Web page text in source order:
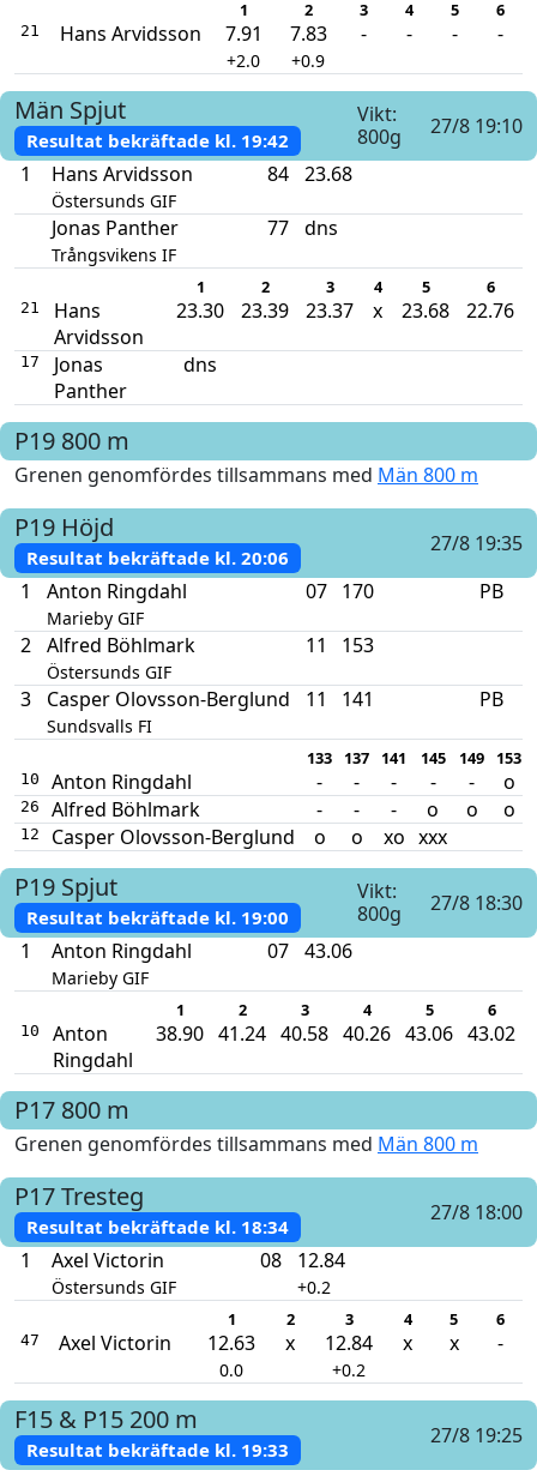
1 2 3 4 5 6
21 Hans Arvidsson 7.91
+2.0
7.83
+0.9
- - - -
Män Spjut
Resultat bekräftade kl.19:42
Vikt:
800g
27/8 19:10
1
Hans Arvidsson
Östersunds GIF
84 23.68
Jonas Panther
Trångsvikens IF
77 dns
1 2 3 4 5 6
21
Hans
Arvidsson
23.30 23.39 23.37 x 23.68 22.76
17
Jonas
Panther
dns
P19 800 m
Grenen genomfördes tillsammans med Män 800 m
P19 Höjd
Resultat bekräftade kl.20:06
27/8 19:35
1
Anton Ringdahl
Marieby GIF
07 170 PB
2 Alfred Böhlmark
Östersunds GIF
11 153
3 Casper Olovsson-Berglund
Sundsvalls FI
11 141 PB
133 137 141 145 149 153
10 Anton Ringdahl - - - - - o
26 Alfred Böhlmark - - - o o o
12 Casper Olovsson-Berglund o o xo xxx
P19 Spjut
Resultat bekräftade kl.19:00
Vikt:
800g
27/8 18:30
1
Anton Ringdahl
Marieby GIF
07 43.06
1 2 3 4 5 6
10
Anton
Ringdahl
38.90 41.24 40.58 40.26 43.06 43.02
P17 800 m
Grenen genomfördes tillsammans med Män 800 m
P17Tresteg
Resultat bekräftade kl.18:34
27/8 18:00
1
Axel Victorin
Östersunds GIF
08 12.84
+0.2
1 2 3 4 5 6
47 Axel Victorin 12.63
0.0
x 12.84
+0.2
x x -
F15 & P15 200 m
Resultat bekräftade kl.19:33
27/8 19:25